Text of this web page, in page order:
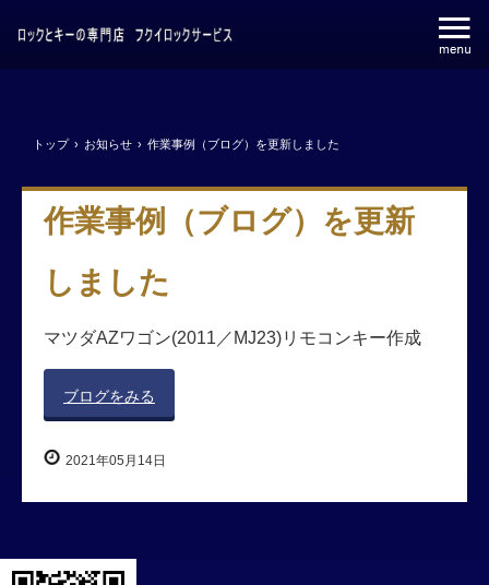
トップ › お知らせ › 作業事例（ブログ）を更新しました
作業事例（ブログ）を更新
しました
マツダAZワゴン(2011／MJ23)リモコンキー作成
ブログをみる
2021年05月14日